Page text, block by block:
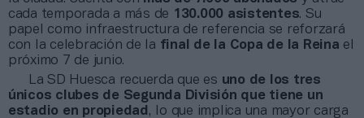
cada temporada a más de 130.000 asistentes. Su
papel como infraestructura de referencia se reforzará
con la celebración de la final de la Copa de la Reina el
próximo 7 de junio.
La SD Huesca recuerda que es uno de los tres
únicos clubes de Segunda División que tiene un
estadio en propiedad , lo que implica una mayor carga